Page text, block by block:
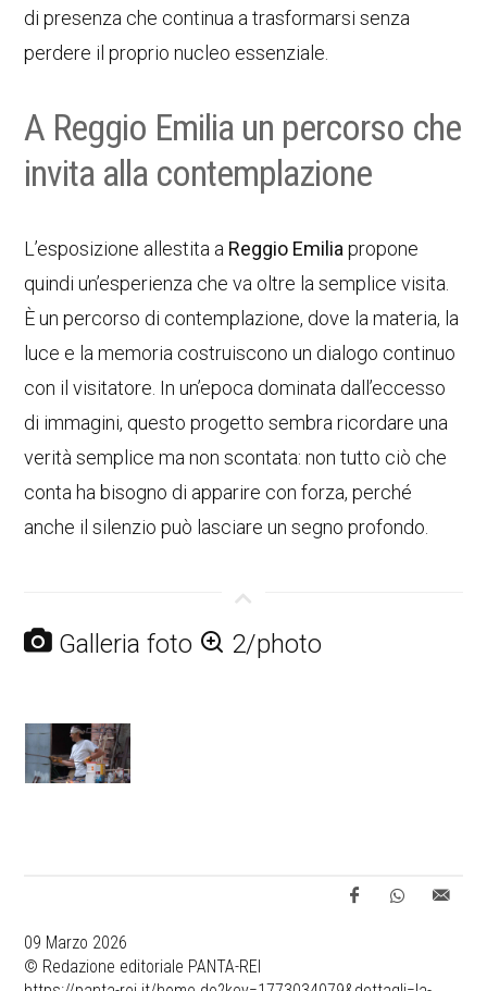
di presenza che continua a trasformarsi senza
perdere il proprio nucleo essenziale.
A Reggio Emilia un percorso che
invita alla contemplazione
L’esposizione allestita a Reggio Emilia propone
quindi un’esperienza che va oltre la semplice visita.
È un percorso di contemplazione, dove la materia, la
luce e la memoria costruiscono un dialogo continuo
con il visitatore. In un’epoca dominata dall’eccesso
di immagini, questo progetto sembra ricordare una
verità semplice ma non scontata: non tutto ciò che
conta ha bisogno di apparire con forza, perché
anche il silenzio può lasciare un segno profondo.
Galleria foto 2/photo
09 Marzo 2026
© Redazione editoriale PANTA-REI